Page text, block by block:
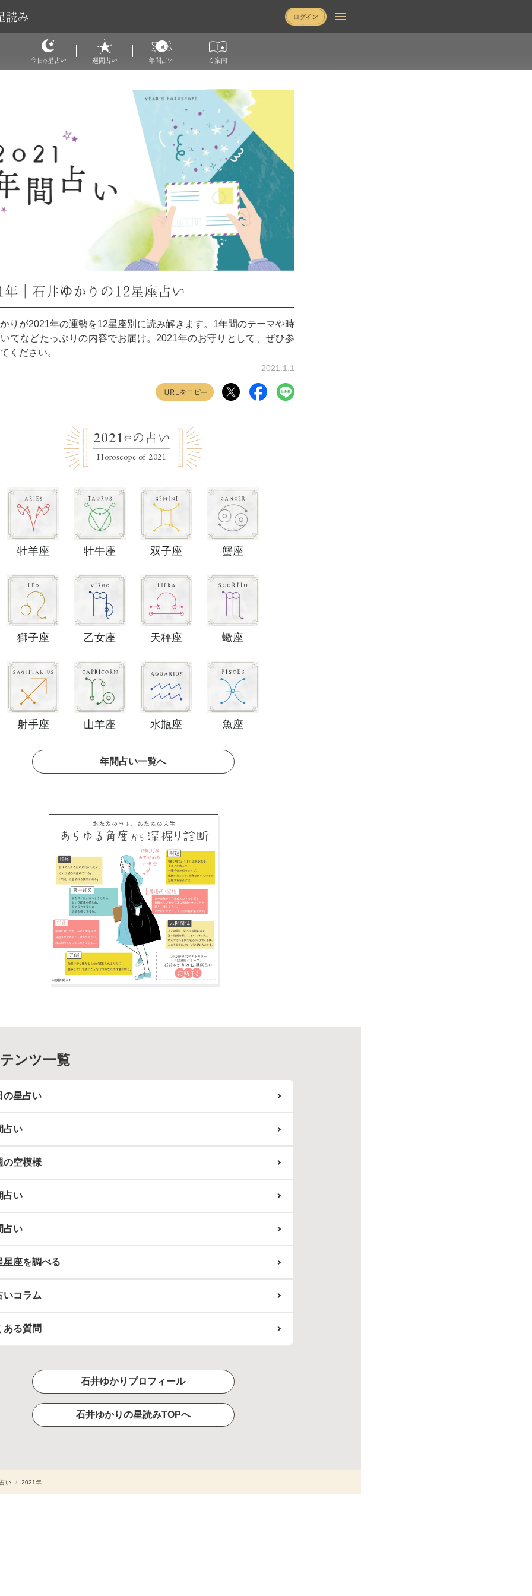
読み
今日の 星占い 週間占い 年間占い ご案内
｜石井ゆかりの12星座占い
りが2021年の運勢を12星座別に読み解きます。1年間のテーマや時
てなどたっぷりの内容でお届け。2021年のお守りとして、ぜひ参
ください。
2021.1.1
2021 年 の占い
Horoscope of 2021
牡羊座 牡牛座 双子座 蟹座
獅子座 乙女座 天秤座 蠍座
射手座 山羊座 水瓶座 魚座
年間占い一覧へ
ンツ一覧
の星占い
占い
の空模様
占い
占い
星座を調べる
いコラム
ある質問
石井ゆかりプロフィール
石井ゆかりの星読みTOPへ
い / 2021年